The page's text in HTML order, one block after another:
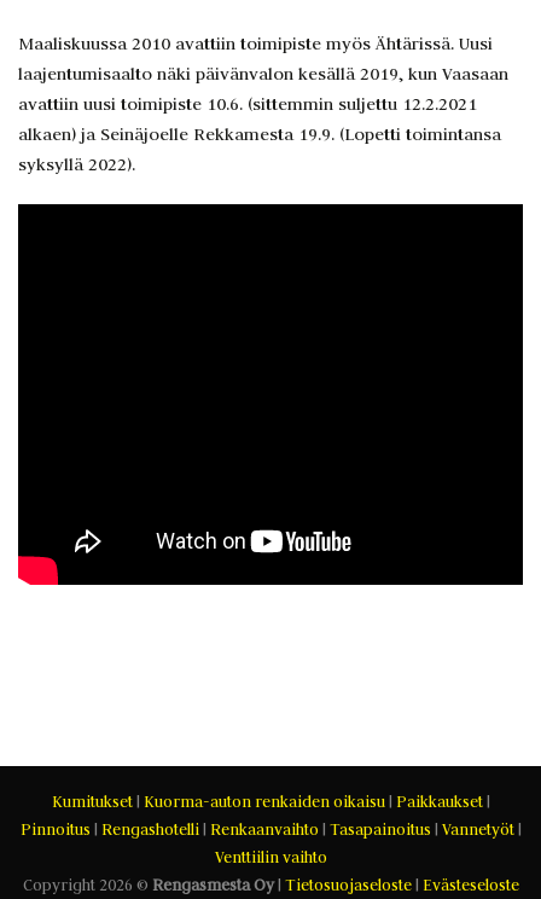
Maaliskuussa 2010 avattiin toimipiste myös Ähtärissä. Uusi
laajentumisaalto näki päivänvalon kesällä 2019, kun Vaasaan
avattiin uusi toimipiste 10.6. (sittemmin suljettu 12.2.2021
alkaen) ja Seinäjoelle Rekkamesta 19.9. (Lopetti toimintansa
syksyllä 2022).
Kumitukset| Kuorma-auton renkaiden oikaisu| Paikkaukset|
Pinnoitus | Rengashotelli| Renkaanvaihto | Tasapainoitus | Vannetyöt|
Venttiilin vaihto
Copyright 2026 © Rengasmesta Oy| Tietosuojaseloste| Evästeseloste